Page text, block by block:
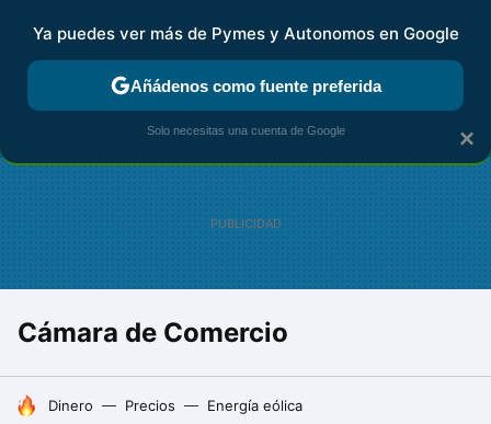
FISCALIDAD Y CONTABILIDAD KIT DIGITAL RENTA
Cámara de Comercio
HOY SE HABLA DE
Dinero Precios Energía eólica
×
Ya puedes ver más de Pymes y Autonomos en Google
Añádenos como fuente preferida
Solo necesitas una cuenta de Google